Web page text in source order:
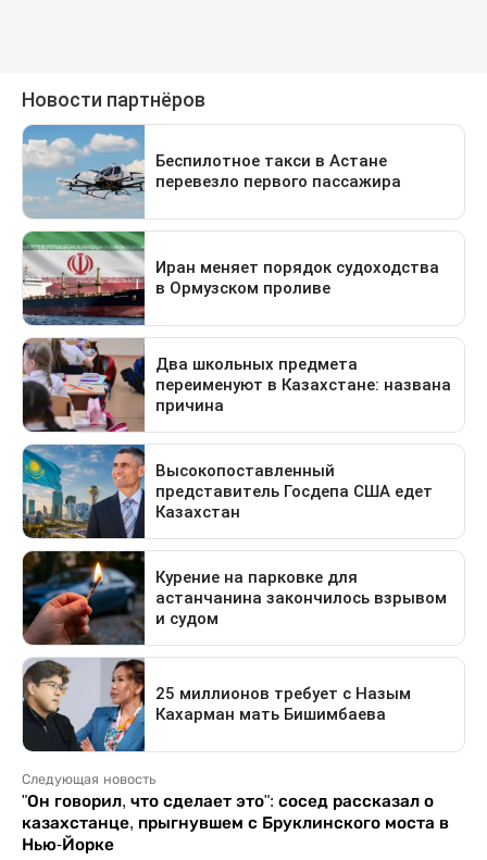
Следующая новость
"Он говорил, что сделает это": сосед рассказал о
казахстанце, прыгнувшем с Бруклинского моста в
Нью-Йорке